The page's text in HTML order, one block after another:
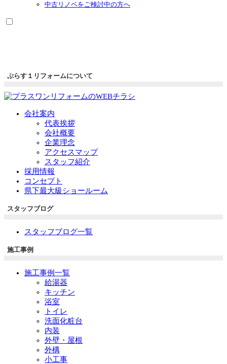
中古リノベをご検討中の方へ
ぷらす１リフォームについて
会社案内
代表挨拶
会社概要
企業理念
アクセスマップ
スタッフ紹介
採用情報
コンセプト
県下最大級ショールーム
スタッフブログ
スタッフブログ一覧
施工事例
施工事例一覧
給湯器
キッチン
浴室
トイレ
洗面化粧台
内装
外壁・屋根
外構
小工事